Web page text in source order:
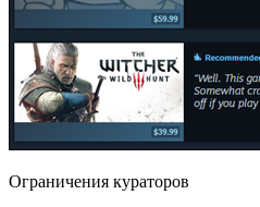
Ограничения кураторов